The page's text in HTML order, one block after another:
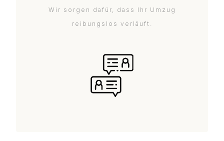
Wir sorgen dafür, dass Ihr Umzug
reibungslos verläuft.